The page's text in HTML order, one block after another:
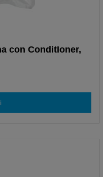
con ConditIoner,